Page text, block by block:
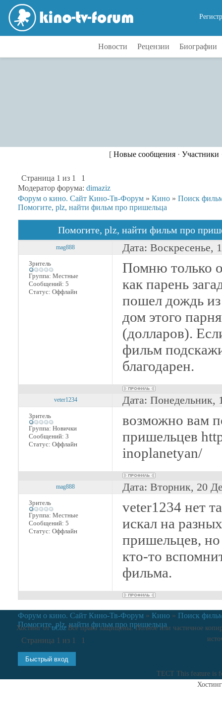
Новости Рецензии Биографии
[ Новые сообщения· Участники
Страница 1 из 1
1
Модератор форума: dimaziz
Форум о кино. Сайт Кино-Тв-Форум » Кино » Поиск
Помогите, plz, найти фильм про пришельца
Помогите, plz, найти фильм про
mag888 Дата: Воскресенье,
Зритель
Группа: Местные
Сообщений: 5
Статус: Оффлайн
Помню только
как парень
пошел дождь
дом этого
(долларов).
фильм
благодарен.
veter1234 Дата: Понедельник,
Зритель
Группа: Новички
Сообщений: 3
Статус: Оффлайн
возможно вам
пришельцев
inoplanetyan/
mag888 Дата: Вторник, 20
Зритель
Группа: Местные
Сообщений: 5
Статус: Оффлайн
veter1234 нет
искал на
пришельцев,
кто-то
фильма.
Форум о кино. Сайт Кино-Тв-Форум » Кино » Поиск
Помогите, plz, найти фильм про пришельца
Страница 1 из 1 1
ТЕСТ This feature is
Хостинг отuCozВсе права защищены. Полное или частичное